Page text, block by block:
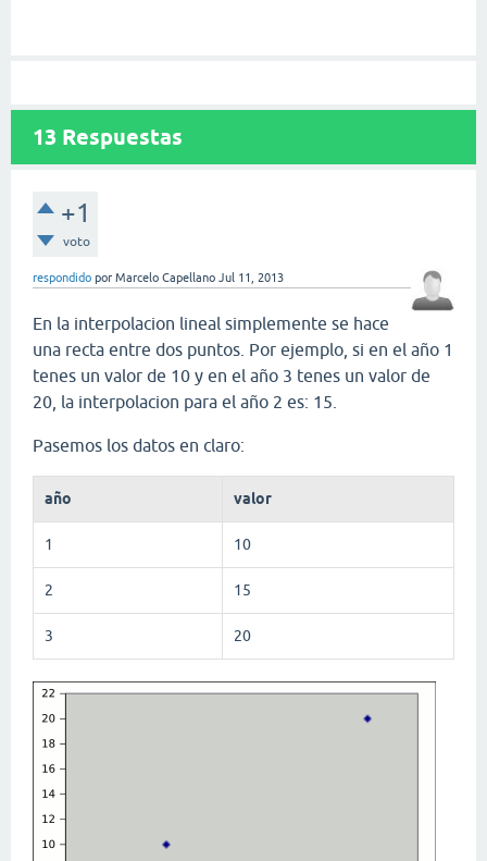
13 Respuestas
+1
voto
respondido por Marcelo Capellano Jul 11, 2013
En la interpolacion lineal simplemente se hace
una recta entre dos puntos. Por ejemplo, si en el año 1
tenes un valor de 10 y en el año 3 tenes un valor de
20, la interpolacion para el año 2 es: 15.
Pasemos los datos en claro:
año valor
1 10
2 15
3 20